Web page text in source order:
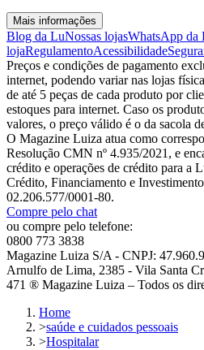
Mais informações
Blog da LuNossas lojasWhatsApp da
lojaRegulamentoAcessibilidade
Preços e condições de pagamento
internet, podendo variar nas lojas
de até 5 peças de cada produto por
estoques para internet. Caso os
valores, o preço válido é o da sacola
O Magazine Luiza atua como
Resolução CMN nº 4.935/2021, e
crédito e operações de crédito para a
Crédito, Financiamento e
02.206.577/0001-80.
Compre pelo chat
ou compre pelo telefone:
0800 773 3838
Magazine Luiza S/A - CNPJ:
Arnulfo de Lima, 2385 - Vila Santa
471 ® Magazine Luiza – Todos os
Home
>saúde e cuidados pessoais
>Hospitalar